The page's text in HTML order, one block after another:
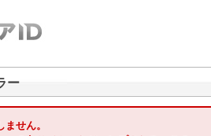
ー
せん。